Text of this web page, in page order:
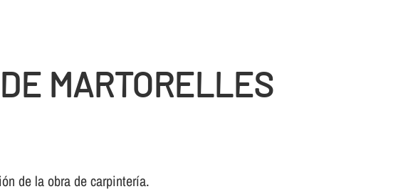
MARTORELLES
de la obra de carpinterí­a.